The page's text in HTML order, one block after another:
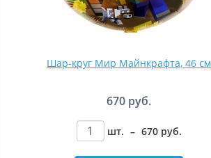
Шар-круг Мир Майнкрафта, 46 см
670 руб.
шт. – 670 руб.